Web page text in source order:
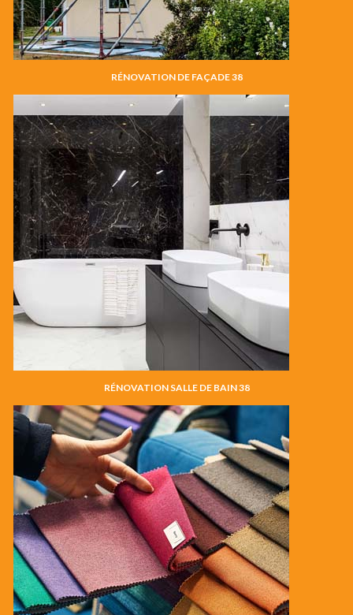
RÉNOVATION DE FAÇADE 38
RÉNOVATION SALLE DE BAIN 38